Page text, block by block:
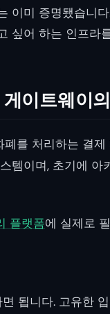
이미 증명됐습니
싶어 하는 인프라
이트웨이
를 처리하는 결
템이며, 초기에
플랫폼에 실제로
됩니다. 고유한